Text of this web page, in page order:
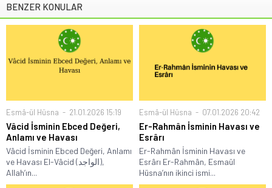
BENZER KONULAR
Esmâ-ül Hüsna 21.01.2026 15:19
Vâcid İsminin Ebced Değeri,
Anlamı ve Havası
Vâcid İsminin Ebced Değeri, Anlamı
ve Havası El-Vâcid (الواجد),
Allah’ın...
Esmâ-ül Hüsna 07.01.2026 20:42
Er-Rahmân İsminin Havası ve
Esrârı
Er-Rahmân İsminin Havası ve
Esrârı Er-Rahmân, Esmaül
Hüsna’nın ikinci ismi...